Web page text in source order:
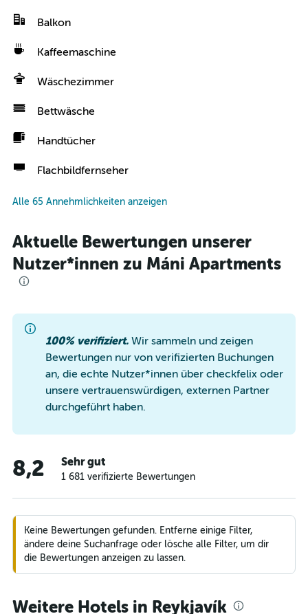
Balkon
Kaffeemaschine
Wäschezimmer
Bettwäsche
Handtücher
Flachbildfernseher
Alle 65 Annehmlichkeiten anzeigen
Aktuelle Bewertungen unserer
Nutzer*innen zu Máni Apartments
100% verifiziert. Wir sammeln und zeigen
Bewertungen nur von verifizierten Buchungen
an, die echte Nutzer*innen über checkfelix oder
unsere vertrauenswürdigen, externen Partner
durchgeführt haben.
8,2 Sehr gut
1 681 verifizierte Bewertungen
Keine Bewertungen gefunden. Entferne einige Filter,
ändere deine Suchanfrage oder lösche alle Filter, um dir
die Bewertungen anzeigen zu lassen.
Weitere Hotels in Reykjavík